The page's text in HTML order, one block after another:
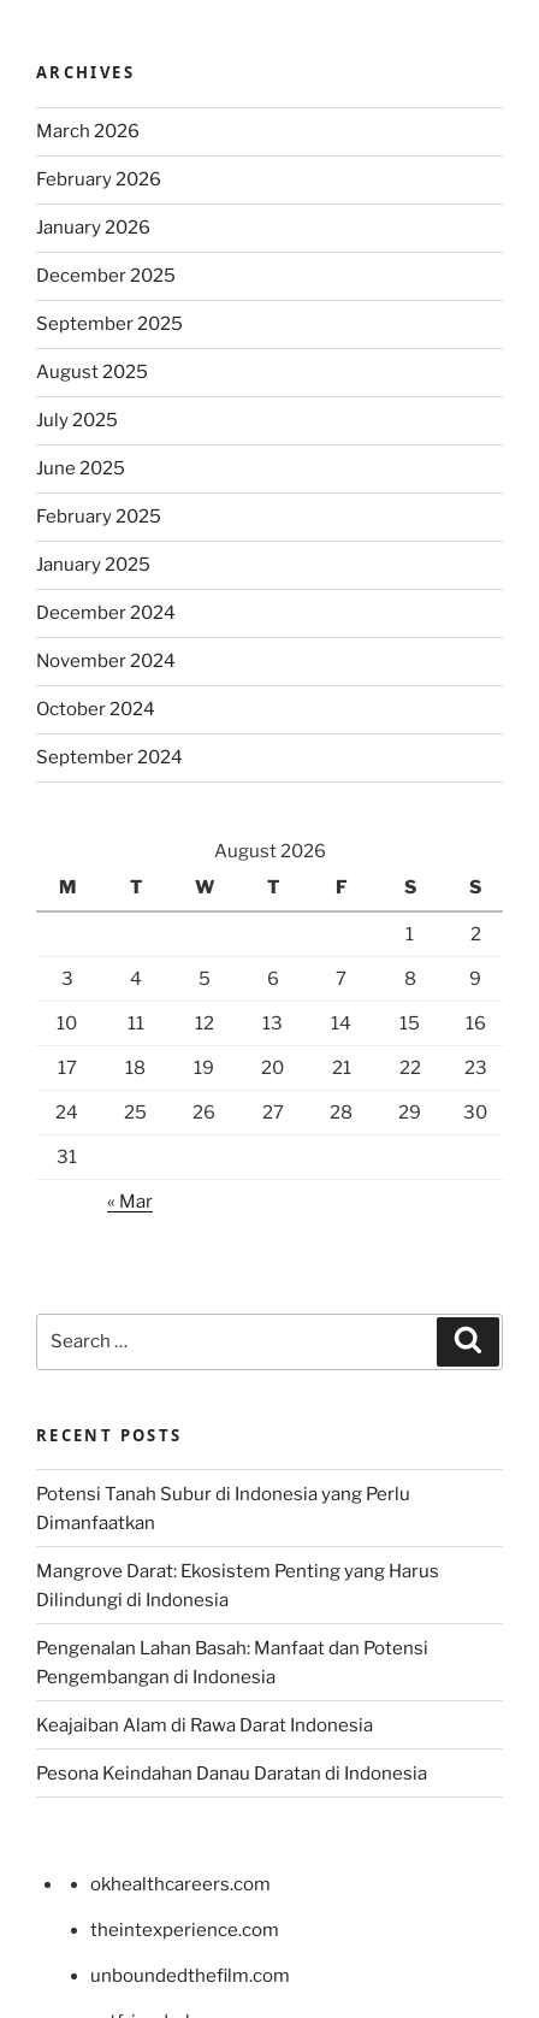
ARCHIVES
March 2026
February 2026
January 2026
December 2025
September 2025
August 2025
July 2025
June 2025
February 2025
January 2025
December 2024
November 2024
October 2024
September 2024
August 2026
M
T W T F S S
1 2
3 4 5 6 7 8 9
10 11 12 13 14 15 16
17 18 19 20 21 22 23
24 25 26 27 28 29 30
31
« Mar
RECENT POSTS
Potensi Tanah Subur di Indonesia yang Perlu
Dimanfaatkan
Mangrove Darat: Ekosistem Penting yang Harus
Dilindungi di Indonesia
Pengenalan Lahan Basah: Manfaat dan Potensi
Pengembangan di Indonesia
Keajaiban Alam di Rawa Darat Indonesia
Pesona Keindahan Danau Daratan di Indonesia
okhealthcareers.com
theintexperience.com
unboundedthefilm.com